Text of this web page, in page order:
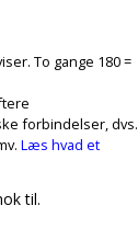
To gange 180 =
forbindelser, dvs.
Læs hvad et
til.